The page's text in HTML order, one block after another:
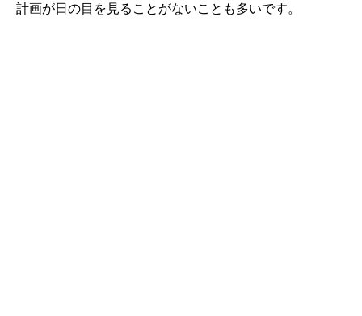
計画が日の目を見ることがないことも多いです。